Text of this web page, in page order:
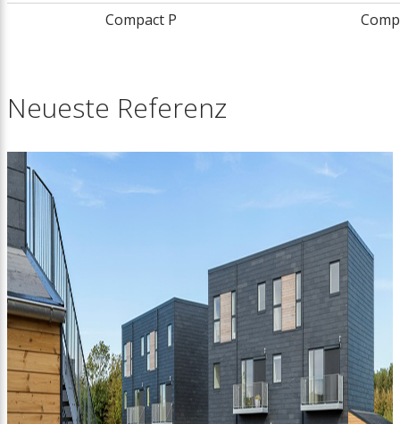
Compact P
Neueste Referenz